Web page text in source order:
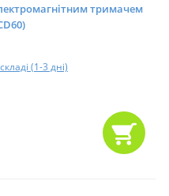
тримачем
(1-3 дні)